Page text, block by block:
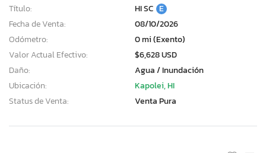
Título:
HI SC E
Fecha de Venta:
08/10/2026
Odómetro:
0 mi (Exento)
Valor Actual Efectivo:
$6,628 USD
Daño:
Agua / Inundación
Ubicación:
Kapolei, HI
Status de Venta:
Venta Pura